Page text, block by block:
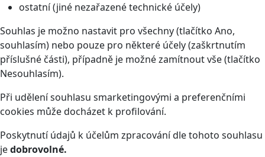
ostatní (jiné nezařazené technické účely)
Souhlas je možno nastavit pro všechny (tlačítko Ano,
souhlasím) nebo pouze pro některé účely (zaškrtnutím
příslušné části), případně je možné zamítnout vše (tlačítko
Nesouhlasím).
Při udělení souhlasu smarketingovými a preferenčními
cookies může docházet k profilování.
Poskytnutí údajů k účelům zpracování dle tohoto souhlasu
jedobrovolné.